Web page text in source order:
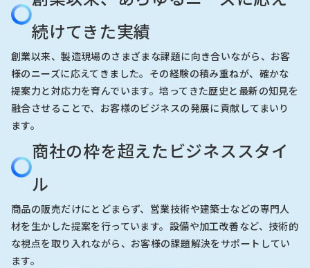
続けてきた実績
創業以来、製造現場のさまざまな課題に向き合いながら、お客
様のニーズに応えてきました。その経験の積み重ねが、確かな
提案力と対応力を育んでいます。培ってきた歴史と最新の知見を
融合させることで、お客様のビジネスの発展に貢献してまいり
ます。
商社の枠を超えたビジネススタイ
ル
商品の販売だけにとどまらず、営業技術や建築士などの専門人
材を生かした提案を行っています。設備や加工改善など、技術的
な視点を取り入れながら、お客様の課題解決をサポートしてい
ます。